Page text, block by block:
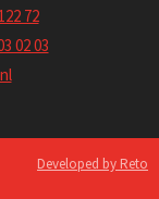
72
02 03
Developed by Reto